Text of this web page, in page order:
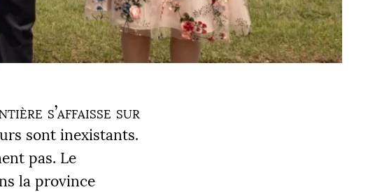
s’affaisse sur
sont inexistants.
pas. Le
la province